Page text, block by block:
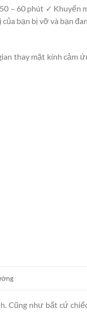
– 60 phút ✓ Khuyến
bạn bị vỡ và bạn
thay mặt kính cảm
Cũng như bất cứ